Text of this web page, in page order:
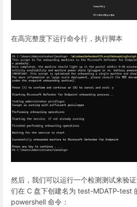
在高完整度下运行命令行，执行脚本
然后，我们可以运行一个检测测试来验
们在 C 盘下创建名为 test-MDATP-test
powershell 命令：